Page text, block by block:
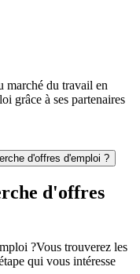
marché du travail en
grâce à ses partenaires
d'offres d'emploi ?
d'offres
?Vous trouverez les
qui vous intéresse